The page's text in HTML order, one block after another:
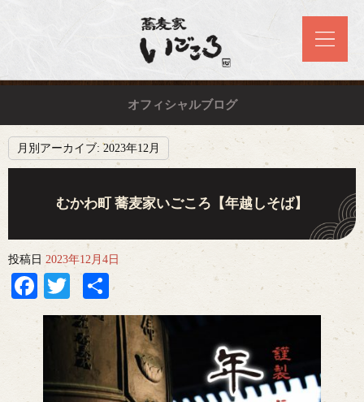
オフィシャルブログ
月別アーカイブ:2023年12月
むかわ町 蕎麦家いごころ【年越しそば】
投稿日 2023年12月4日
Facebook
Twitter
共
有